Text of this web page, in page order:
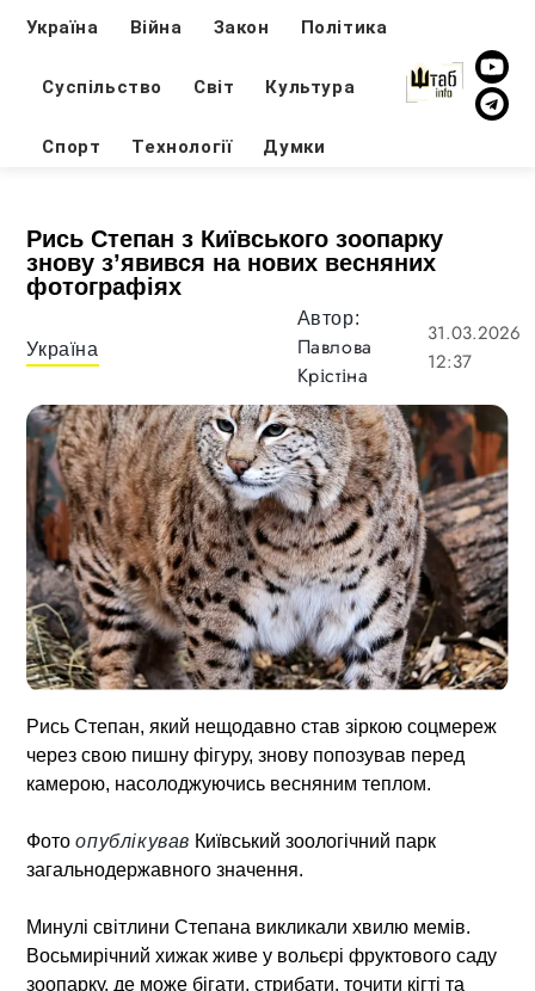
Україна Війна Закон Політика
Суспільство Світ Культура
Спорт Технології Думки
Рись Степан з Київcького зоопарку
знову з’явився на нових весняних
фотографіях
Україна
Автор:
Павлова
Крістіна
31.03.2026
12:37
Рись Степан, який нещодавно став зіркою соцмереж
через свою пишну фігуру, знову попозував перед
камерою, насолоджуючись весняним теплом.
Фотоопублікував Київський зоологічний парк
загальнодержавного значення.
Минулі світлини Степана викликали хвилю мемів.
Восьмирічний хижак живе у вольєрі фруктового саду
зоопарку, де може бігати, стрибати, точити кігті та